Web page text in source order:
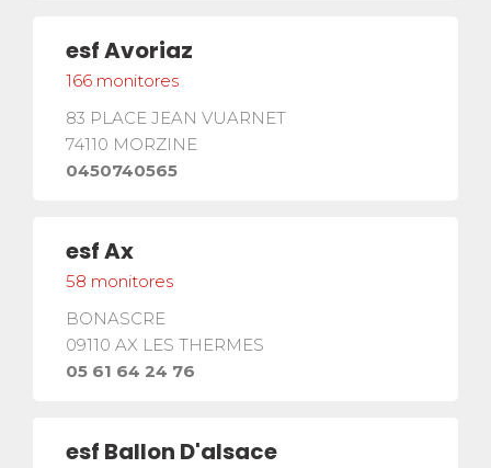
esfAvoriaz
166 monitores
83 PLACE JEAN VUARNET
74110 MORZINE
0450740565
esfAx
58 monitores
BONASCRE
09110 AX LES THERMES
05 61 64 24 76
esf Ballon D'alsace